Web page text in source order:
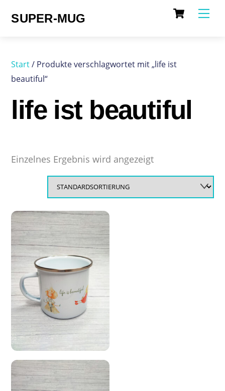
Cart
SUPER-MUG
Start/ Produkte verschlagwortet mit „life ist
beautiful“
life ist beautiful
Einzelnes Ergebnis wird angezeigt